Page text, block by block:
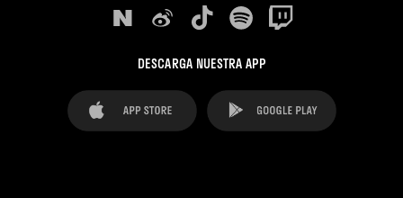
DESCARGA NUESTRA APP